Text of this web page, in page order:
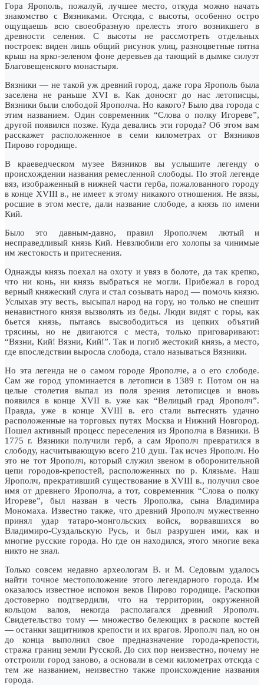
Гора Ярополь, пожалуй, лучшее место, откуда можно начать
знакомство с Вязниками. Отсюда, с высоты, особенно остро
ощущаешь всю своеобразную прелесть этого возникшего в
древности селения. С высоты не рассмотреть отдельных
построек: виден лишь общий рисунок улиц, разноцветные пятна
крыш на ярко-зеленом фоне деревьев да тающий в дымке силуэт
Благовещенского монастыря.
Вязники — не такой уж древний город, даже гора Ярополь была
заселена не раньше XVI в. Как доносят до нас летописцы,
Вязники были слободой Ярополча. Но какого? Было два города с
этим названием. Один современник “Слова о полку Игореве”,
другой появился позже. Куда девались эти города? Об этом вам
расскажет расположенное в семи километрах от Вязников
Пирово городище.
В краеведческом музее Вязников вы услышите легенду о
происхождении названия ремесленной слободы. По этой легенде
вяз, изображенный в нижней части герба, пожалованного городу
в конце XVIII в., не имеет к этому никакого отношения. Не вязы,
росшие в этом месте, дали название слободе, а князь по имени
Кий.
Было это давным-давно, правил Ярополчем лютый и
несправедливый князь Кий. Невзлюбили его холопы за чинимые
им жестокость и притеснения.
Однажды князь поехал на охоту и увяз в болоте, да так крепко,
что ни конь, ни князь выбраться не могли. Прибежал в город
верный княжеский слуга и стал созывать народ — помочь князю.
Услыхав эту весть, высыпал народ на гору, но только не спешит
ненавистного князя вызволять из беды. Люди видят с горы, как
бьется князь, пытаясь высвободиться из цепких объятий
трясины, но не двигаются с места, только приговаривают:
“Вязни, Кий! Вязни, Кий!”. Так и погиб жестокий князь, а место,
где впоследствии выросла слобода, стало называться Вязники.
Но эта легенда не о самом городе Ярополче, а о его слободе.
Сам же город упоминается в летописи в 1389 г. Потом он на
целые столетия выпал из поля зрения летописцев и вновь
появился в конце XVII в. уже как “Велицый град Ярополч”.
Правда, уже в конце XVIII в. его стали вытеснять удачно
расположенные на торговых путях Москва и Нижний Новгород.
Пошел активный процесс переселения из Ярополча в Вязники. В
1775 г. Вязники получили герб, а сам Ярополч превратился в
слободу, насчитывающую всего 210 душ. Так исчез Ярополч. Но
это не тот Ярополч, который служил звеном в оборонительной
цепи городов-крепостей, расположенных по р. Клязьме. Наш
Ярополч, прекративший существование в XVIII в., получил свое
имя от древнего Ярополча, а тот, современник “Слова о полку
Игореве”, был назван в честь Ярополка, сына Владимира
Мономаха. Известно также, что древний Ярополч мужественно
принял удар татаро-монгольских войск, ворвавшихся во
Владимиро-Суздальскую Русь, и был разрушен ими, как и
многие русские города. Но где он находился, этого многие века
никто не знал.
Только совсем недавно археологам В. и М. Седовым удалось
найти точное местоположение этого легендарного города. Им
оказалось известное испокон веков Пирово городище. Раскопки
достоверно подтвердили, что на территории, окруженной
кольцом валов, некогда располагался древний Ярополч.
Свидетельство тому — множество белеющих в раскопе костей
— останки защитников крепости и их врагов. Ярополч пал, но он
до конца выполнил свое предназначение города-крепости,
стража границ земли Русской. До сих пор неизвестно, почему не
отстроили город заново, а основали в семи километрах отсюда с
тем же названием, неизвестно также происхождение названия
города.